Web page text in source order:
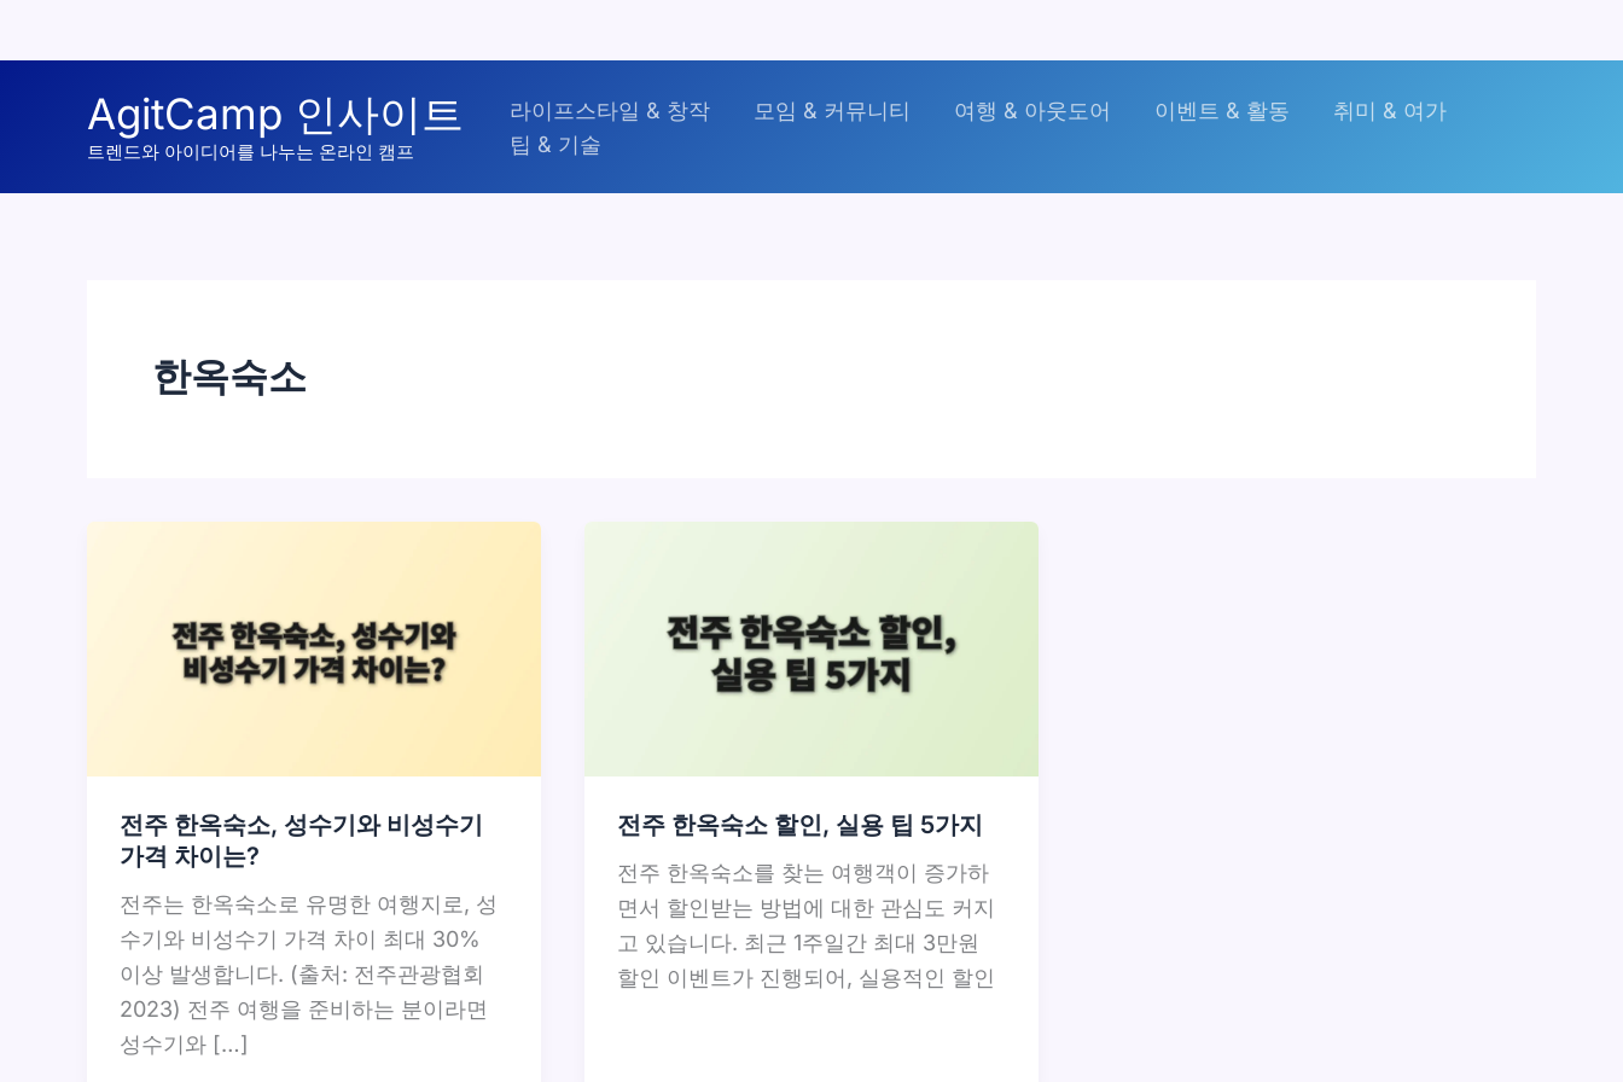
AgitCamp 인사이트
트렌드와 아이디어를 나누는 온라인 캠프
라이프스타일 & 창작 모임 & 커뮤니티 여행 & 아웃도어 이벤트 & 활동
취미 & 여가
팁 & 기술
한옥숙소
전주 한옥숙소, 성수기와 비성수기
가격 차이는?
전주는 한옥숙소로 유명한 여행지로, 성
수기와 비성수기 가격 차이 최대 30%
이상 발생합니다. (출처: 전주관광협회
2023) 전주 여행을 준비하는 분이라면
성수기와 […]
전주 한옥숙소 할인, 실용 팁 5가지
전주 한옥숙소를 찾는 여행객이 증가하
면서 할인받는 방법에 대한 관심도 커지
고 있습니다. 최근 1주일간 최대 3만원
할인 이벤트가 진행되어, 실용적인 할인